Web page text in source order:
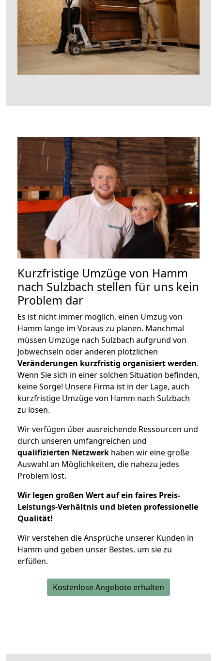
Kurzfristige Umzüge von Hamm
nach Sulzbach stellen für uns kein
Problem dar
Es ist nicht immer möglich, einen Umzug von
Hamm lange im Voraus zu planen. Manchmal
müssen Umzüge nach Sulzbach aufgrund von
Jobwechseln oder anderen plötzlichen
Veränderungen kurzfristig organisiert werden.
Wenn Sie sich in einer solchen Situation befinden,
keine Sorge! Unsere Firma ist in der Lage, auch
kurzfristige Umzüge von Hamm nach Sulzbach
zu lösen.
Wir verfügen über ausreichende Ressourcen und
durch unseren umfangreichen und
qualifizierten Netzwerk haben wir eine große
Auswahl an Möglichkeiten, die nahezu jedes
Problem löst.
Wir legen großen Wert auf ein faires Preis-
Leistungs-Verhältnis und bieten professionelle
Qualität!
Wir verstehen die Ansprüche unserer Kunden in
Hamm und geben unser Bestes, um sie zu
erfüllen.
Kostenlose Angebote erhalten